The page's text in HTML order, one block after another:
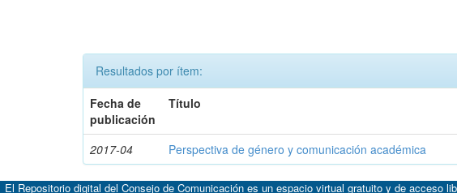
Resultados por ítem:
Fecha de
publicación
Título
2017-04 Perspectiva de género y comunicación académica
El Repositorio digital del Consejo de Comunicación es un espacio virtual gratuito y de acceso